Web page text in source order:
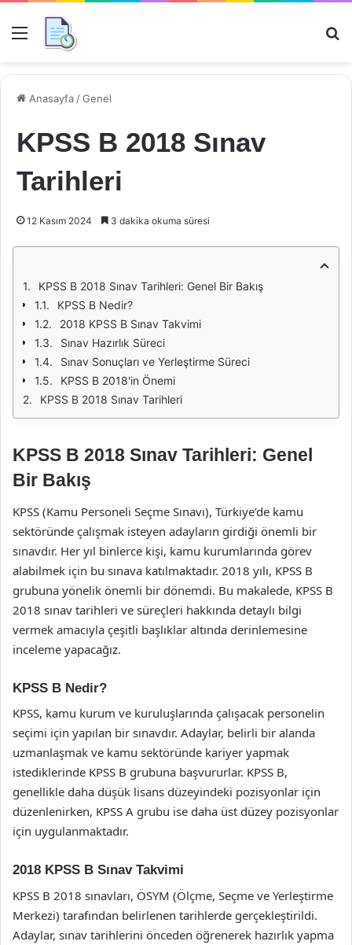
Menü
Anasayfa /Genel
KPSS B 2018 Sınav
Tarihleri
12 Kasım 2024 3 dakika okuma süresi
KPSS B 2018 Sınav Tarihleri: Genel Bir Bakış
KPSS B Nedir?
2018 KPSS B Sınav Takvimi
Sınav Hazırlık Süreci
Sınav Sonuçları ve Yerleştirme Süreci
KPSS B 2018'in Önemi
KPSS B 2018 Sınav Tarihleri
KPSS B 2018 Sınav Tarihleri: Genel
Bir Bakış
KPSS (Kamu Personeli Seçme Sınavı), Türkiye’de kamu
sektöründe çalışmak isteyen adayların girdiği önemli bir
sınavdır. Her yıl binlerce kişi, kamu kurumlarında görev
alabilmek için bu sınava katılmaktadır. 2018 yılı, KPSS B
grubuna yönelik önemli bir dönemdi. Bu makalede, KPSS B
2018 sınav tarihleri ve süreçleri hakkında detaylı bilgi
vermek amacıyla çeşitli başlıklar altında derinlemesine
inceleme yapacağız.
KPSS B Nedir?
KPSS, kamu kurum ve kuruluşlarında çalışacak personelin
seçimi için yapılan bir sınavdır. Adaylar, belirli bir alanda
uzmanlaşmak ve kamu sektöründe kariyer yapmak
istediklerinde KPSS B grubuna başvururlar. KPSS B,
genellikle daha düşük lisans düzeyindeki pozisyonlar için
düzenlenirken, KPSS A grubu ise daha üst düzey pozisyonlar
için uygulanmaktadır.
2018 KPSS B Sınav Takvimi
KPSS B 2018 sınavları, ÖSYM (Ölçme, Seçme ve Yerleştirme
Merkezi) tarafından belirlenen tarihlerde gerçekleştirildi.
Adaylar, sınav tarihlerini önceden öğrenerek hazırlık yapma